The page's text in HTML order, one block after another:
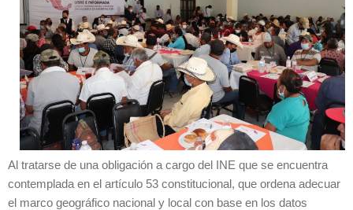
Al tratarse de una obligación a cargo del INE que se encuentra
contemplada en el artículo 53 constitucional, que ordena adecuar
el marco geográfico nacional y local con base en los datos